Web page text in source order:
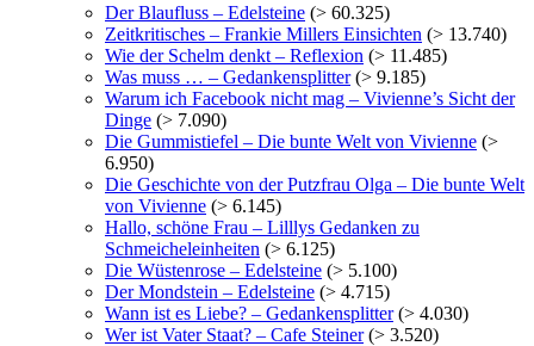
Der Blaufluss – Edelsteine (> 60.325)
Zeitkritisches – Frankie Millers Einsichten (> 13.740)
Wie der Schelm denkt – Reflexion (> 11.485)
Was muss … – Gedankensplitter(> 9.185)
Warum ich Facebook nicht mag – Vivienne’s Sicht der
Dinge (> 7.090)
Die Gummistiefel – Die bunte Welt von Vivienne (>
6.950)
Die Geschichte von der Putzfrau Olga – Die bunte Welt
von Vivienne (> 6.145)
Hallo, schöne Frau – Lilllys Gedanken zu
Schmeicheleinheiten (> 6.125)
Die Wüstenrose – Edelsteine (> 5.100)
Der Mondstein – Edelsteine (> 4.715)
Wann ist es Liebe? – Gedankensplitter(> 4.030)
Wer ist Vater Staat? – Cafe Steiner(> 3.520)